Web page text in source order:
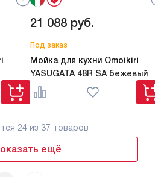
Под заказ
Мойка для кухни Omoikiri
YASUGATA 48R SA бежевый
21 088 руб.
24из 37 товаров
ещё